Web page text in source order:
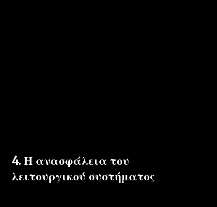
4. Η ανασφάλεια του
λειτουργικού συστήματος